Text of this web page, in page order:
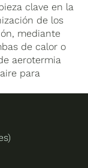
clave en la
de los
mediante
de calor o
aerotermia
para